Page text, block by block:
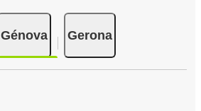
Génova Gerona